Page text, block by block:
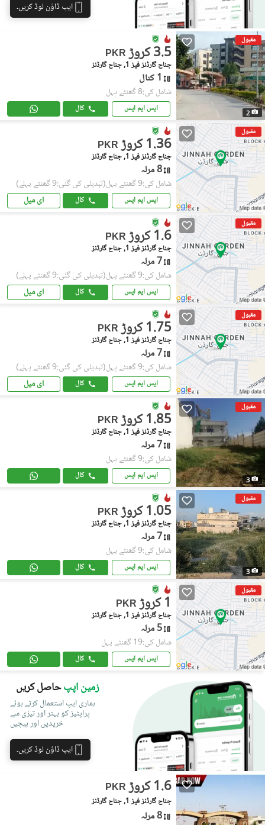
ایپ ڈاؤن لوڈ کریں۔
مقبول
2
PKR 3.5 کروڑ
جناح گارڈنز فیز 1, جناح گارڈنز
1 کنال
شامل کی:8 گھنٹے پہل
ایس ایم ایس کال
مقبول
PKR 1.36 کروڑ
جناح گارڈنز فیز 1, جناح گارڈنز
8 مرلہ
شامل کی:9 گھنٹے پہل (تبدیلی کی گئی:9 گھنٹے پہلے)
ایس ایم ایس کال ای میل
مقبول
PKR 1.6 کروڑ
جناح گارڈنز فیز 1, جناح گارڈنز
7 مرلہ
شامل کی:9 گھنٹے پہل (تبدیلی کی گئی:9 گھنٹے پہلے)
ایس ایم ایس کال ای میل
مقبول
PKR 1.75 کروڑ
جناح گارڈنز فیز 1, جناح گارڈنز
7 مرلہ
شامل کی:9 گھنٹے پہل (تبدیلی کی گئی:9 گھنٹے پہلے)
ایس ایم ایس کال ای میل
مقبول
3
PKR 1.85 کروڑ
جناح گارڈنز فیز 1, جناح گارڈنز
7 مرلہ
شامل کی:9 گھنٹے پہل
ایس ایم ایس کال
مقبول
3
PKR 1.05 کروڑ
جناح گارڈنز فیز 1, جناح گارڈنز
7 مرلہ
شامل کی:9 گھنٹے پہل
ایس ایم ایس کال
مقبول
PKR 1 کروڑ
جناح گارڈنز فیز 1, جناح گارڈنز
5 مرلہ
شامل کی:19 گھنٹے پہل
ایس ایم ایس کال
زمین اپپحاصل کریں
ہماری ایپ استعمال کرتے ہوئے
پراپٹیز کو بہتر اور تیزی سے
خریدیں اور بیچیں
ایپ ڈاؤن لوڈ کریں۔
PKR 1.6 کروڑ
جناح گارڈنز فیز 1, جناح گارڈنز
8 مرلہ